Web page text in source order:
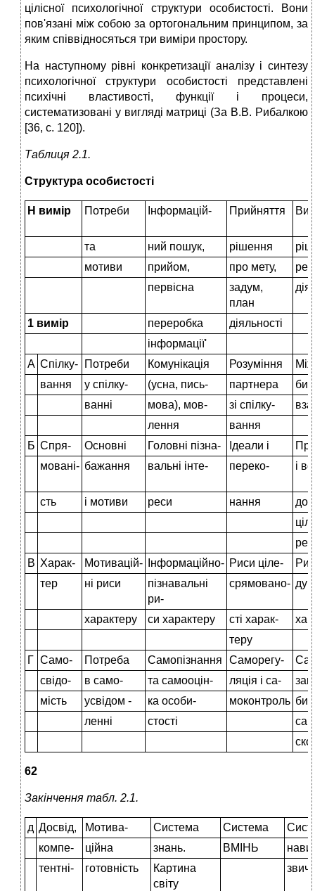
цілісної психологічної структури особистості. Вони
пов'язані між собою за ортогональним принципом, за
яким співвідносяться три виміри простору.
На наступному рівні конкретизації аналізу і синтезу
психологічної структури особистості представлені
психічні властивості, функції і процеси,
систематизовані у вигляді матриці (За В.В. Рибалкою
[36, с. 120]).
Таблиця 2.1.
Структура особистості
Н вимір Потреби Інформацій- Прийняття
та ний пошук, рішення
мотиви
прийом, про мету,
первісна
задум,
план
1 вимір переробка
діяльності
інформації'
А Спілку- Потреби Комунікація Розуміння
вання
у спілку- (усна, пись- партнера
ванні
мова), мов- зі спілку-
лення
вання
Б Спря- Основні Головні пізна- Ідеали і
мовані- бажання вальні інте- переко- і
сть і мотиви реси нання
В Харак- Мотивацій- Інформаційно- Риси ціле-
тер
ні риси
пізнавальні
ри-
срямовано-
характеру си характеру сті харак-
теру
Г Само- Потреба Самопізнання Саморегу-
свідо-
в само- та самооцін- ляція і са-
мість
усвідом - ка особи- моконтроль
ленні
стості
62
Закінчення табл. 2.1.
д Досвід, Мотива- Система Система
компе-
ційна знань. ВМІНЬ
тентні-
готовність
Картина
світу